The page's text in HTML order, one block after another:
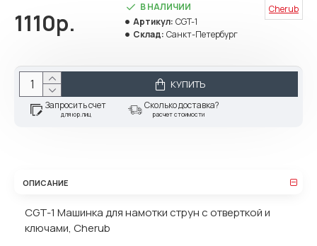
1110р.
В НАЛИЧИИ
Артикул: CGT-1
Склад: Санкт-Петербург
Cherub
КУПИТЬ
Запросить счет
для юр.лиц
Сколько доставка?
расчет стоимости
ОПИСАНИЕ
CGT-1 Машинка для намотки струн с отверткой и
ключами, Cherub